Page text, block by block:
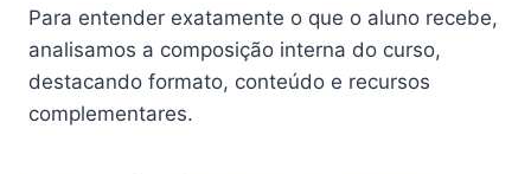
Para entender exatamente o que o aluno recebe,
analisamos a composição interna do curso,
destacando formato, conteúdo e recursos
complementares.